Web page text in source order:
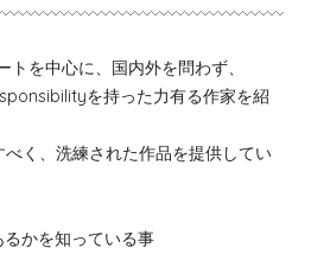
を中心に、国内外を問わず、
を持った力有る作家を紹
く、洗練された作品を提供してい
かを知っている事